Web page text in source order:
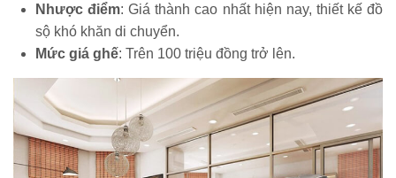
Nhược điểm: Giá thành cao nhất hiện nay, thiết kế đồ
sộ khó khăn di chuyển.
Mức giá ghế: Trên 100 triệu đồng trở lên.